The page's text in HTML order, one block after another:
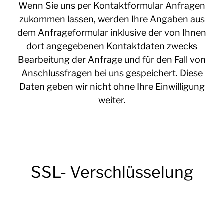
Wenn Sie uns per Kontaktformular Anfragen
zukommen lassen, werden Ihre Angaben aus
dem Anfrageformular inklusive der von Ihnen
dort angegebenen Kontaktdaten zwecks
Bearbeitung der Anfrage und für den Fall von
Anschlussfragen bei uns gespeichert. Diese
Daten geben wir nicht ohne Ihre Einwilligung
weiter.
SSL- Verschlüsselung